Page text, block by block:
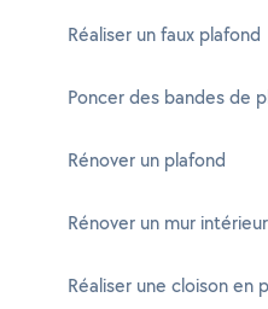
Réaliser un faux plafond
Poncer des bandes de
Rénover un plafond
Rénover un mur intérieur
Réaliser une cloison en